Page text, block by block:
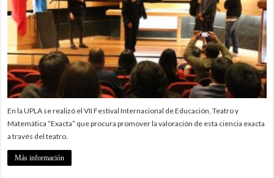
En la UPLA se realizó el VII Festival Internacional de Educación, Teatro y
Matemática “Exacta” que procura promover la valoración de esta ciencia exacta
a través del teatro.
Más información